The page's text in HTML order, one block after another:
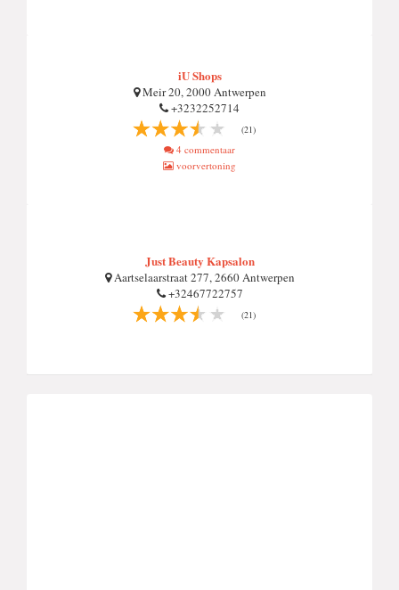
iU Shops
Meir 20, 2000 Antwerpen
+3232252714
(21)
4 commentaar
voorvertoning
Just Beauty Kapsalon
Aartselaarstraat 277, 2660 Antwerpen
+32467722757
(21)